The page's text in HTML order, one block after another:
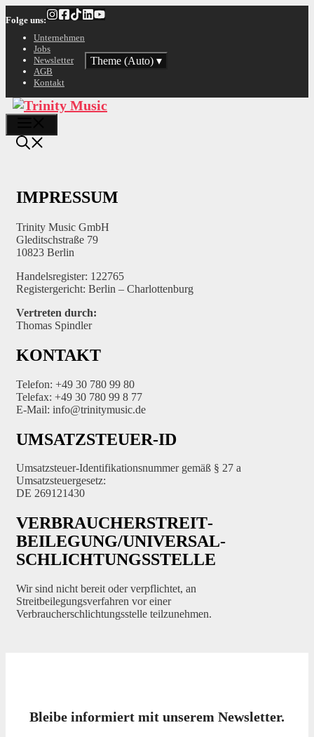
Inhalt
springen
Folge uns:
Unternehmen
Jobs
Newsletter
AGB
Kontakt
Theme (Auto) ▾
IMPRESSUM
Trinity Music GmbH
Gleditschstraße 79
10823 Berlin
Handelsregister: 122765
Registergericht: Berlin – Charlottenburg
Vertreten durch:
Thomas Spindler
KONTAKT
Telefon: +49 30 780 99 80
Telefax: +49 30 780 99 8 77
E-Mail: info@trinitymusic.de
UMSATZSTEUER-ID
Umsatzsteuer-Identifikationsnummer gemäß § 27 a
Umsatzsteuergesetz:
DE 269121430
VERBRAUCHER­STREIT­
BEILEGUNG/UNIVERSAL­
SCHLICHTUNGS­STELLE
Wir sind nicht bereit oder verpflichtet, an
Streitbeilegungsverfahren vor einer
Verbraucherschlichtungsstelle teilzunehmen.
Bleibe informiert mit unserem Newsletter.